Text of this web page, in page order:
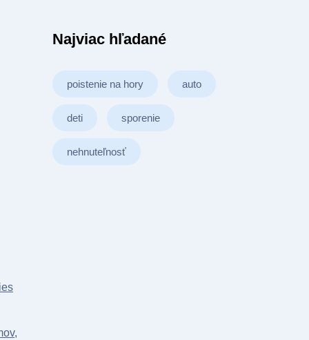
Najviac hľadané
poistenie na hory auto
deti sporenie
nehnuteľnosť